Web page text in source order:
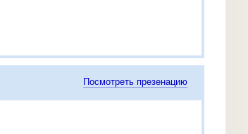
Посмотреть презенацию